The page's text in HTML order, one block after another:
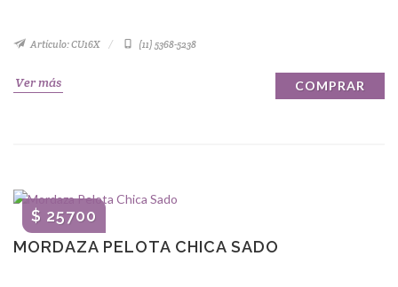
Artículo: CU16X (11) 5368-5238
Ver más COMPRAR
MORDAZA PELOTA CHICA SADO
$ 25700